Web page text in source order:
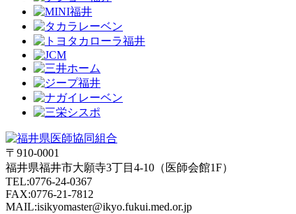
〒910-0001
福井県福井市大願寺3丁目4-10（医師会館1F）
TEL:0776-24-0367
FAX:0776-21-7812
MAIL:isikyomaster@ikyo.fukui.med.or.jp